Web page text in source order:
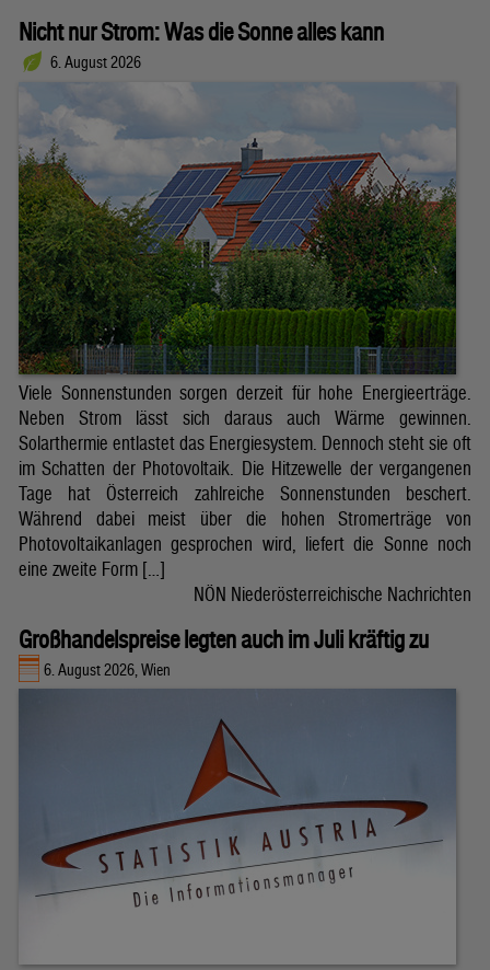
Nicht nur Strom: Was die Sonne alles kann
6. August 2026
Viele Sonnenstunden sorgen derzeit für hohe Energieerträge.
Neben Strom lässt sich daraus auch Wärme gewinnen.
Solarthermie entlastet das Energiesystem. Dennoch steht sie oft
im Schatten der Photovoltaik. Die Hitzewelle der vergangenen
Tage hat Österreich zahlreiche Sonnenstunden beschert.
Während dabei meist über die hohen Stromerträge von
Photovoltaikanlagen gesprochen wird, liefert die Sonne noch
eine zweite Form […]
NÖN Niederösterreichische Nachrichten
Großhandelspreise legten auch im Juli kräftig zu
6. August 2026, Wien